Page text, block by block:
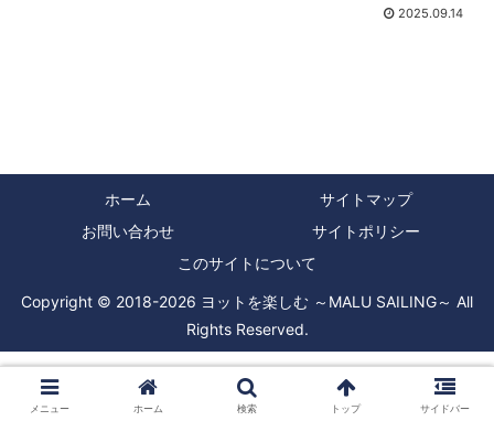
2025.09.14
ホーム
サイトマップ
お問い合わせ
サイトポリシー
このサイトについて
Copyright © 2018-2026 ヨットを楽しむ ～MALU SAILING～ All
Rights Reserved.
メニュー ホーム 検索 トップ サイドバー